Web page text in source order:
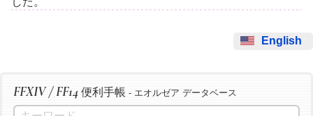
English
FFXIV / FF14 便利手帳 - エオルゼア データベース